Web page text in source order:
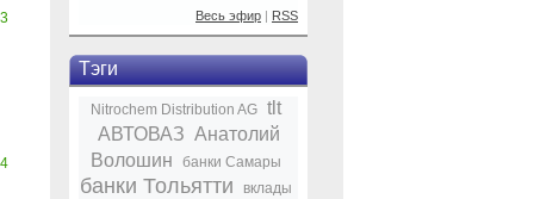
Весь эфир | RSS
Тэги
Nitrochem Distribution AG
tlt
АВТОВАЗ Анатолий
Волошин
банки Самары
банки Тольятти вклады